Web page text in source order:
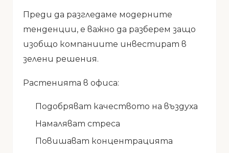
Преди да разгледаме модерните
тенденции, е важно да разберем защо
изобщо компаниите инвестират в
зелени решения.
Растенията в офиса:
Подобряват качеството на въздуха
Намаляват стреса
Повишават концентрацията